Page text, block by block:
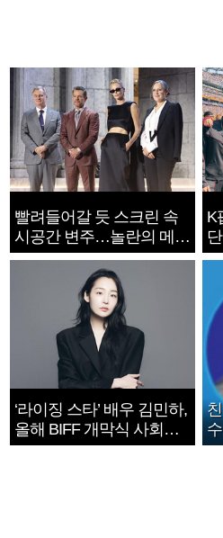
빨려들어갈 듯 스크린 속
시공간 변주…놀란의 메시
지는 ‘전쟁 속죄’
K
‘라이징 스타’ 배우 김민하,
올해 BIFF 개막식 사회자
확정